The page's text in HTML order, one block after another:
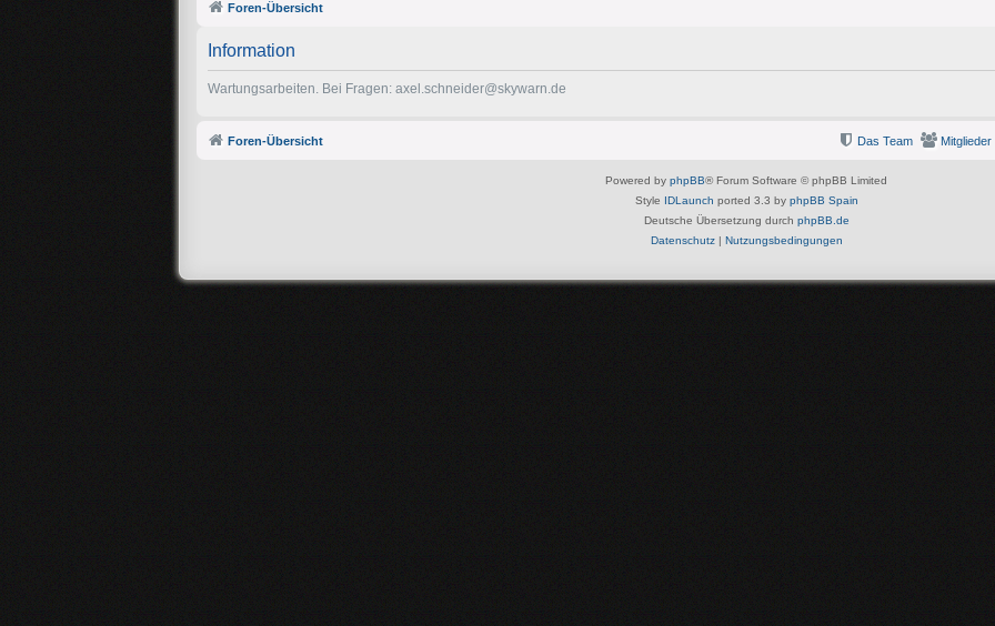
Foren-Übersicht
Information
Wartungsarbeiten. Bei Fragen: axel.schneider@skywarn.de
Foren-Übersicht Mitglieder
Das Team
Powered by phpBB® Forum Software © phpBB Limited
Style IDLaunch ported 3.3 by phpBB Spain
Deutsche Übersetzung durch phpBB.de
Datenschutz| Nutzungsbedingungen